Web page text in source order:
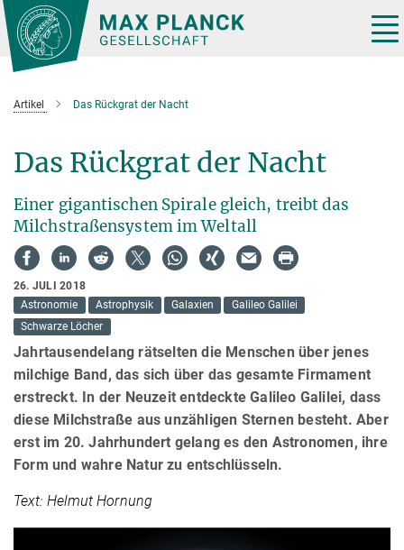
Hauptinhalt
Artikel Das Rückgrat der Nacht
Das Rückgrat der Nacht
Einer gigantischen Spirale gleich, treibt das
Milchstraßensystem im Weltall
26. JULI 2018
Astronomie
Astrophysik Galaxien
Galileo Galilei
Schwarze Löcher
Jahrtausendelang rätselten die Menschen über jenes
milchige Band, das sich über das gesamte Firmament
erstreckt. In der Neuzeit entdeckte Galileo Galilei, dass
diese Milchstraße aus unzähligen Sternen besteht. Aber
erst im 20. Jahrhundert gelang es den Astronomen, ihre
Form und wahre Natur zu entschlüsseln.
Text: Helmut Hornung